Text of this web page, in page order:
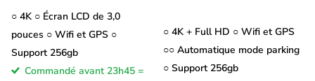
○ 4K ○ Écran LCD de 3,0
pouces ○ Wifi et GPS ○
Support 256gb
Commandé avant 23h45 =
○ 4K + Full HD ○ Wifi et GPS
○○ Automatique mode parking
○ Support 256gb